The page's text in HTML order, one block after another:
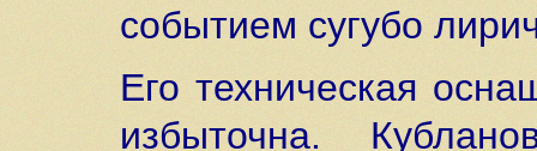
событием сугубо
Его техническая
избыточна.